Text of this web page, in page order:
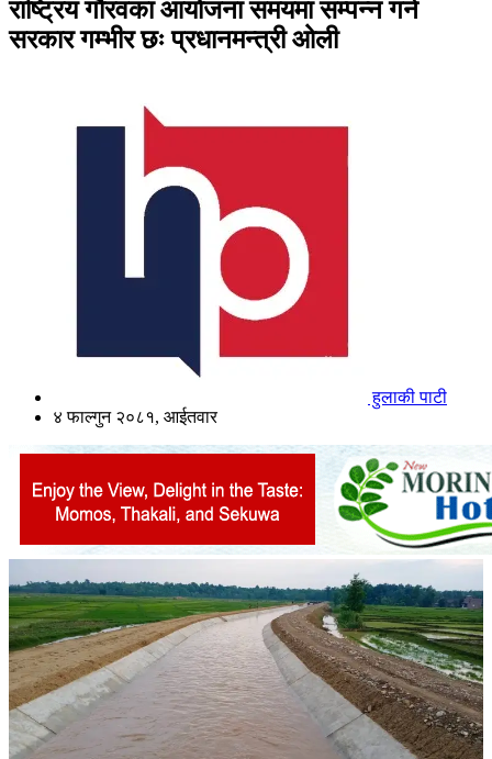
राष्ट्रिय गौरवका आयोजना समयमा सम्पन्न गर्न
सरकार गम्भीर छः प्रधानमन्त्री ओली
हुलाकी पाटी
४ फाल्गुन २०८१, आईतवार